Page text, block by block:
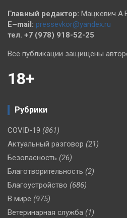
Главный редактор: Мацкевич
E–mail: pressevkor@yandex.ru
тел. +7 (978) 918-52-25
Все публикации защищены
18+
Рубрики
COVID-19 (861)
Актуальный разговор (21)
Безопасность (26)
Благотворительность (2)
Благоустройство (686)
В мире (975)
Ветеринарная служба (1)